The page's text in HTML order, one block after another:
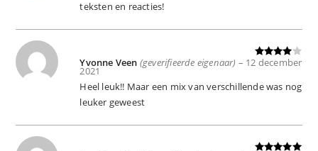
teksten en reacties!
Gewaard
5
Yvonne Veen (geverifieerde eigenaar) – 12 december
2021
Heel leuk!! Maar een mix van verschillende was nog
leuker geweest